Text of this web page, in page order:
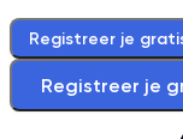
Registreer je
Registreer je